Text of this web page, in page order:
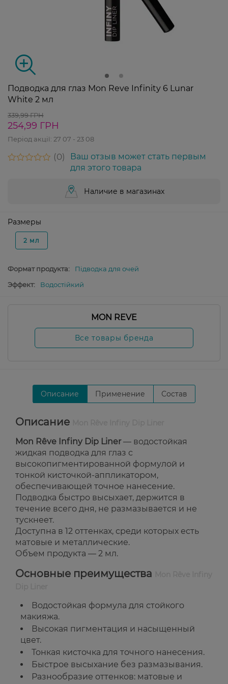
Подводка для глаз Mon Reve Infinity 6 Lunar
White 2 мл
339,99 ГРН
254,99 ГРН
Період акції: 27 07 - 23 08
0
Ваш отзыв может стать первым
для этого товара
Наличие в магазинах
Размеры
2 мл
Формат продукта:
Підводка для очей
Эффект:
Водостійкий
MON REVE
Все товары бренда
Описание Применение Состав
Описание
Mon Rêve Infiny Dip Liner— водостойкая
жидкая подводка для глаз с
высокопигментированной формулой и
тонкой кисточкой-аппликатором,
обеспечивающей точное нанесение.
Подводка быстро высыхает, держится в
течение всего дня, не размазывается и не
тускнеет.
Доступна в 12 оттенках, среди которых есть
матовые и металлические.
Объем продукта — 2 мл.
Основные преимущества
Водостойкая формула для стойкого
макияжа.
Высокая пигментация и насыщенный
цвет.
Тонкая кисточка для точного нанесения.
Быстрое высыхание без размазывания.
Разнообразие оттенков: матовые и